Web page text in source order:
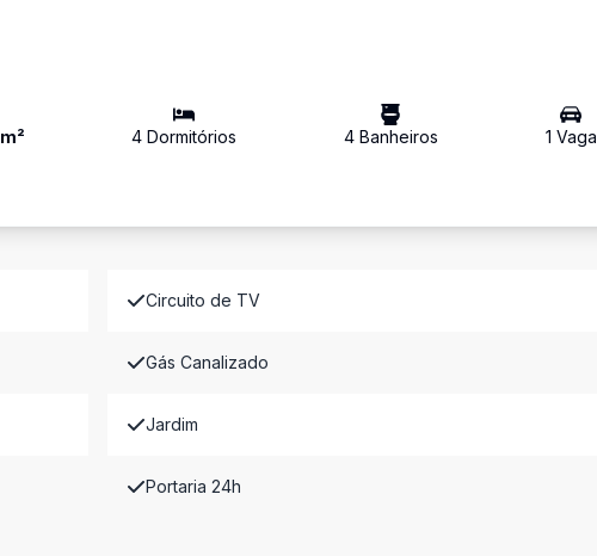
m² 4 Dormitórios 4Banheiros 1 Vaga
Circuito de TV
Gás Canalizado
Jardim
Portaria 24h